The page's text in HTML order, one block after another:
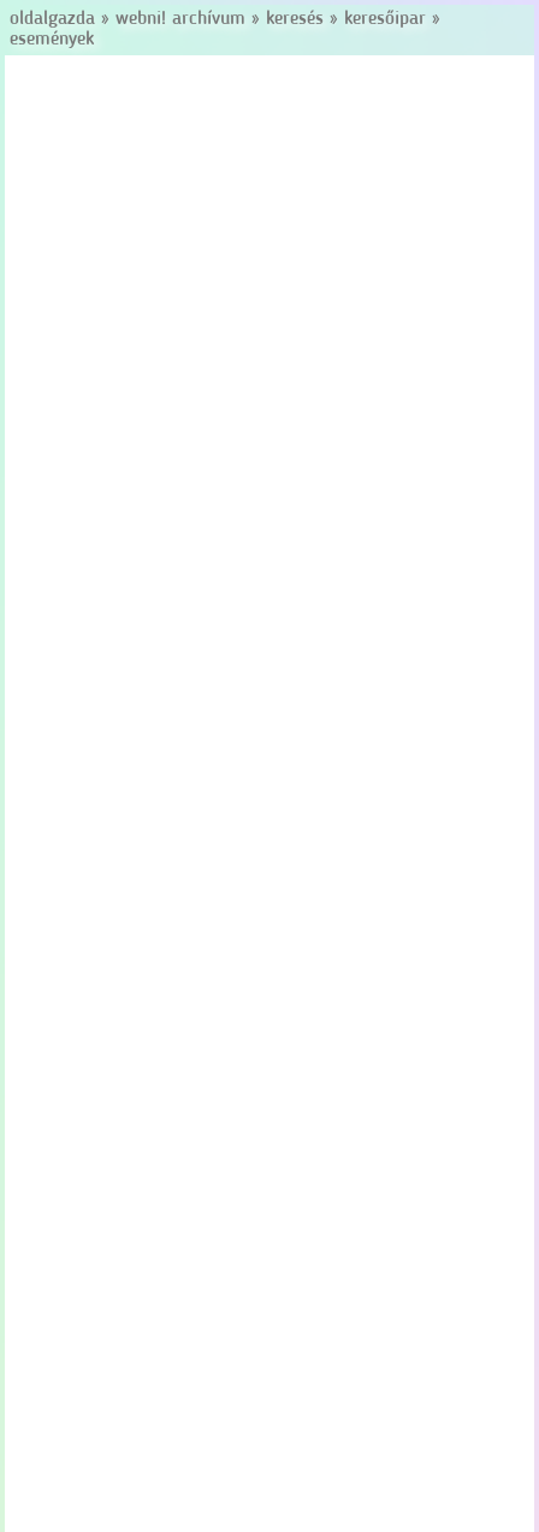
oldalgazda » webni! archívum » keresés » keresőipar »
események